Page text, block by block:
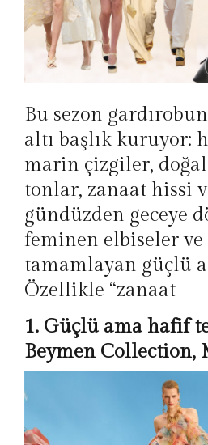
Bu sezon
altı başlık kuruyor:
marin çizgiler,
tonlar, zanaat hissi
gündüzden geceye
feminen elbiseler
tamamlayan güçlü
Özellikle “zanaat
1. Güçlü ama hafif
Beymen Collection,